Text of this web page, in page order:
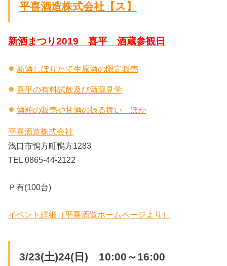
平喜酒造株式会社【ス】
新酒まつり2019 喜平 酒蔵参観日
新酒しぼりたて生原酒の限定販売
喜平の有料試飲及び酒蔵見学
酒粕の販売や甘酒の振る舞い ほか
平喜酒造株式会社
浅口市鴨方町鴨方1283
TEL 0865-44-2122
Ｐ有(100台)
イベント詳細（平喜酒造ホームページより）
3/23(土)24(日) 10:00～16:00